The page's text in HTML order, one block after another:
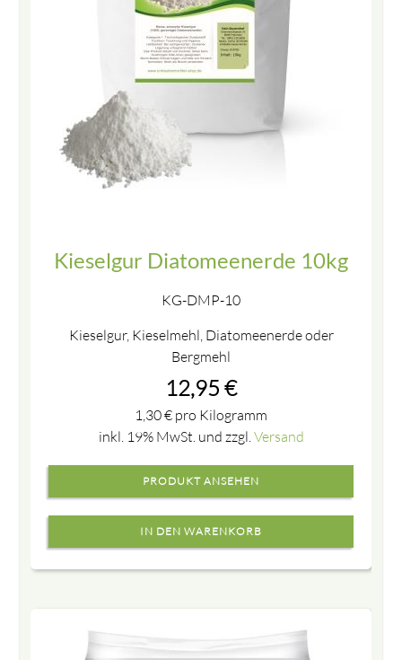
Kieselgur Diatomeenerde 10kg
KG-DMP-10
Kieselgur, Kieselmehl, Diatomeenerde oder
Bergmehl
12,95 €
1,30€ pro Kilogramm
inkl. 19% MwSt. und zzgl. Versand
PRODUKT ANSEHEN